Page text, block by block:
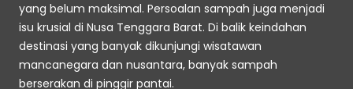
yang belum maksimal. Persoalan sampah juga menjadi
isu krusial di Nusa Tenggara Barat. Di balik keindahan
destinasi yang banyak dikunjungi wisatawan
mancanegara dan nusantara, banyak sampah
berserakan di pinggir pantai.